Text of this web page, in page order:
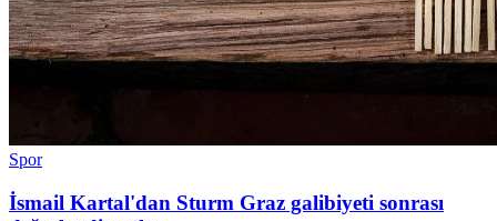
Spor
İsmail Kartal'dan Sturm Graz galibiyeti sonrası